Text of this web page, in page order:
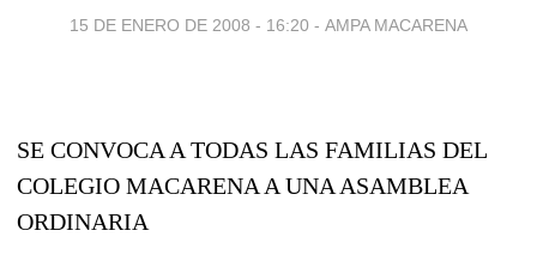
15 DE ENERO DE 2008 - 16:20 - AMPA MACARENA
SE CONVOCA A TODAS LAS FAMILIAS DEL
COLEGIO MACARENA A UNA ASAMBLEA
ORDINARIA